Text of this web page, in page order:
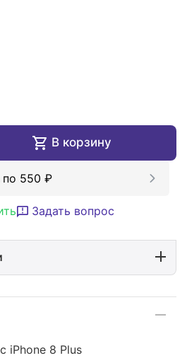
В корзину
550 ₽
Задать вопрос
iPhone 8 Plus